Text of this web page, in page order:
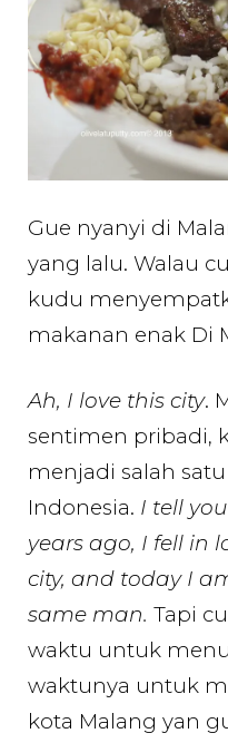
Gue nyanyi di
yang lalu. Walau
kudu
makanan enak Di
Ah, I love this city.
sentimen pribadi,
menjadi salah
Indonesia. I tell
years ago, I fell in
city, and today I
same man. Tapi
waktu untuk
waktunya untuk
kota Malang yan